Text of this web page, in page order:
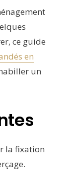
ce guide
en
un
la fixation